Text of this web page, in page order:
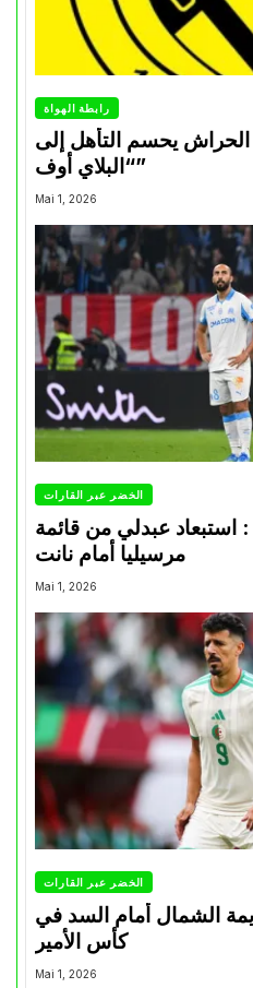
رابطة الهواة
الحراش يحسم التأهل إلى
“البلاي أوف”
Mai 1, 2026
الخضر عبر القارات
استبعاد عبدلي من قائمة
مرسيليا أمام نانت
Mai 1, 2026
الخضر عبر القارات
الشمال أمام السد في
كأس الأمير
Mai 1, 2026